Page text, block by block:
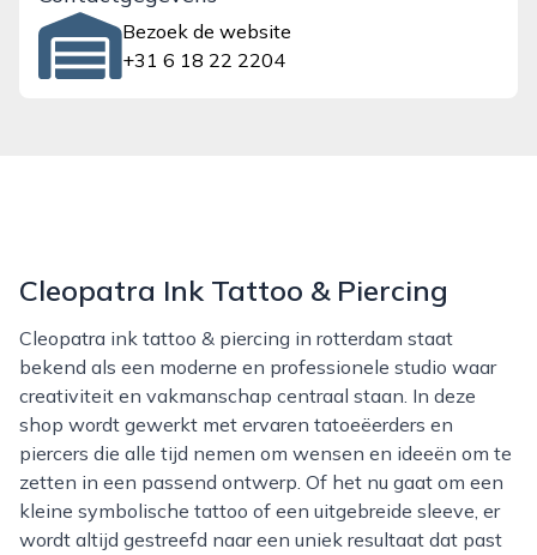
Bezoek de website
+31 6 18 22 2204
Cleopatra Ink Tattoo & Piercing
Cleopatra ink tattoo & piercing in rotterdam staat
bekend als een moderne en professionele studio waar
creativiteit en vakmanschap centraal staan. In deze
shop wordt gewerkt met ervaren tatoeëerders en
piercers die alle tijd nemen om wensen en ideeën om te
zetten in een passend ontwerp. Of het nu gaat om een
kleine symbolische tattoo of een uitgebreide sleeve, er
wordt altijd gestreefd naar een uniek resultaat dat past